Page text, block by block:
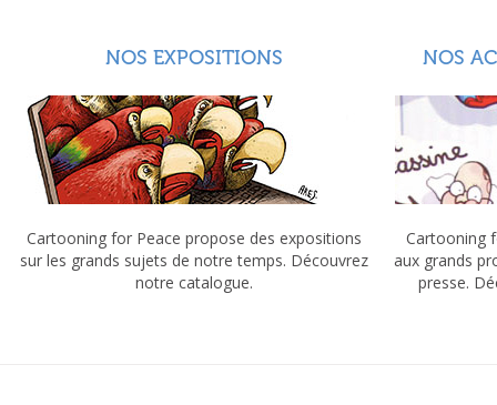
NOS EXPOSITIONS
Cartooning for Peace propose des expositions
sur les grands sujets de notre temps. Découvrez
notre catalogue.
NOS
Cartooning
aux grands
presse.